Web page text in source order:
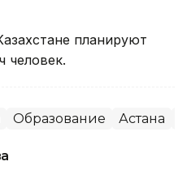
планируют
человек.
Образование Астана